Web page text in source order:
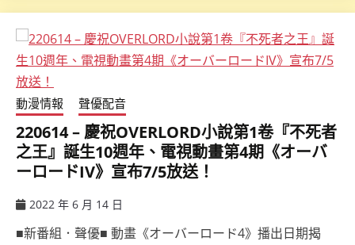
動漫情報 聲優配音
220614 – 慶祝OVERLORD小說第1卷『不死者
之王』誕生10週年、電視動畫第4期《オーバ
ーロードIV》宣布7/5放送！
2022 年 6 月 14 日
■新番組．聲優■ 動畫《オーバーロード4》播出日期揭